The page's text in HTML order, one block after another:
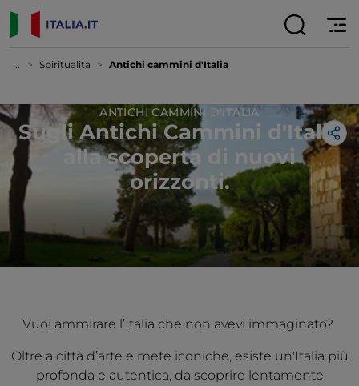
... Spiritualità Antichi cammini d'Italia
ANTICHI CAMMINI D'ITALIA
Sugli Antichi Cammini d'Italia
alla scoperta di nuovi
orizzonti.
Vuoi ammirare l’Italia che non avevi immaginato?
Oltre a città d’arte e mete iconiche, esiste un'Italia più
profonda e autentica, da scoprire lentamente